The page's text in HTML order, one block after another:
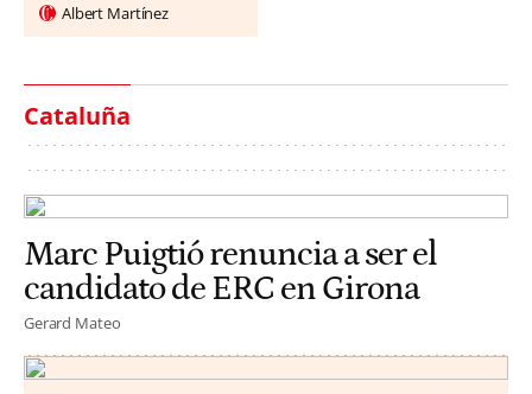
Albert Martínez
Cataluña
Marc Puigtió renuncia a ser el
candidato de ERC en Girona
Gerard Mateo